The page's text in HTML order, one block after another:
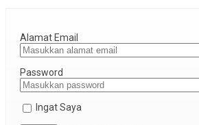
Alamat Email
Password
Ingat Saya